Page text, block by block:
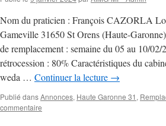
Nom du praticien : François CAZORLA
Gameville 31650 St Orens (Haute-
de remplacement : semaine du 05 au 10/02/
rétrocession : 80% Caractéristiques du
weda … Continuer la lecture →
Publié dansAnnonces, Haute Garonne 31 ,
commentaire